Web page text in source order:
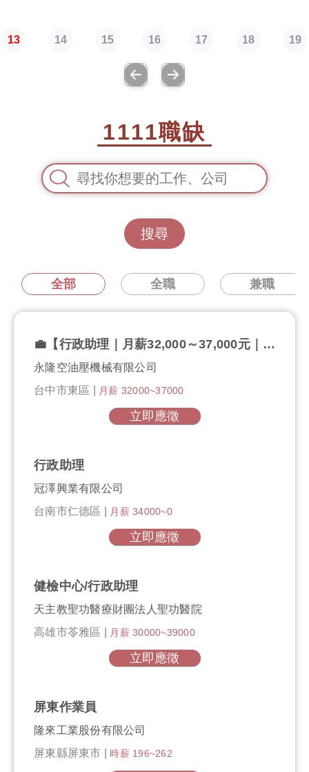
13 14 15 16 17 18 19
1111職缺
搜尋
全部 全職 兼職
💼【行政助理｜月薪32,000～37,000元｜固定週休六日】💼 ✨ 穩定內勤 × 工作單純好上手 × 準時下班 × 無經驗可 ✨
永隆空油壓機械有限公司
台中市東區 |
月薪 32000~37000
立即應徵
行政助理
冠澤興業有限公司
台南市仁德區 |
月薪 34000~0
立即應徵
健檢中心/行政助理
天主教聖功醫療財團法人聖功醫院
高雄市苓雅區 |
月薪 30000~39000
立即應徵
屏東作業員
隆來工業股份有限公司
屏東縣屏東市 |時薪 196~262